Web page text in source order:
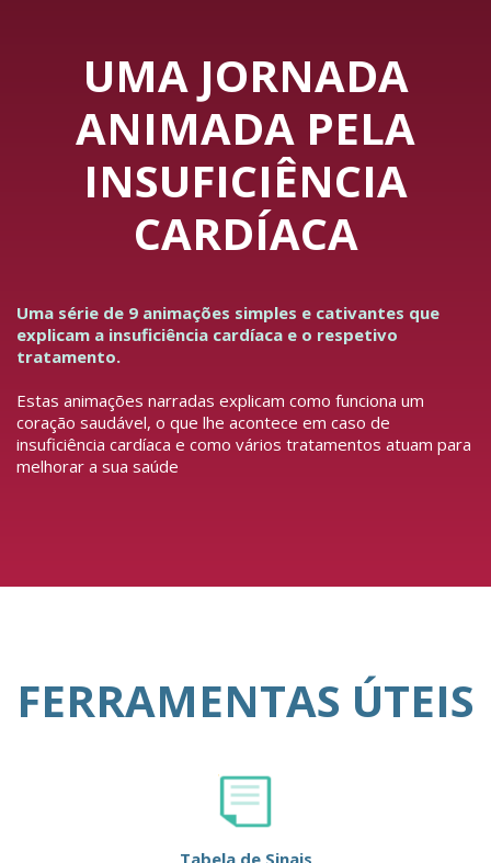
UMA JORNADA
ANIMADA PELA
INSUFICIÊNCIA
CARDÍACA
Uma série de 9 animações simples e cativantes que
explicam a insuficiência cardíaca e o respetivo
tratamento.
Estas animações narradas explicam como funciona um
coração saudável, o que lhe acontece em caso de
insuficiência cardíaca e como vários tratamentos atuam para
melhorar a sua saúde
FERRAMENTAS ÚTEIS